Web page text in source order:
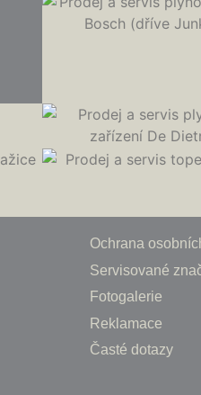
Ochrana
Servisované
Fotogalerie
Reklamace
Časté dotazy